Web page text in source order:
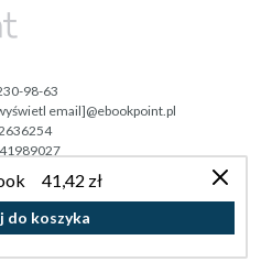
41,42 zł
do koszyka
98-63
email]@ebookpoint.pl